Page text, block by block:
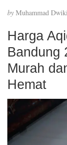
by Muhammad
Harga
Bandung
Murah
Hemat